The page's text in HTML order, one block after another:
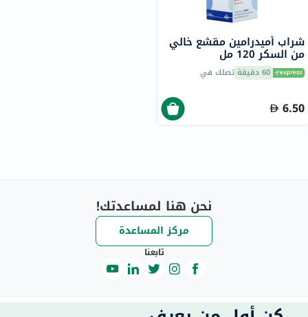
شراب أميدرامين مقشع خالي
من السكر 120 مل
60 دقيقة تصلك في
6.50
نحن هنا لمساعدتك!
مركز المساعدة
تابعنا